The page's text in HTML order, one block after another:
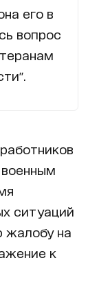
его в
вопрос
ситуаций
жалобу на
к